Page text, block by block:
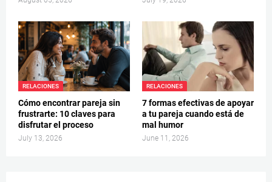
RELACIONES
Cómo encontrar pareja sin
frustrarte: 10 claves para
disfrutar el proceso
July 13, 2026
RELACIONES
7 formas efectivas de apoyar
a tu pareja cuando está de
mal humor
June 11, 2026